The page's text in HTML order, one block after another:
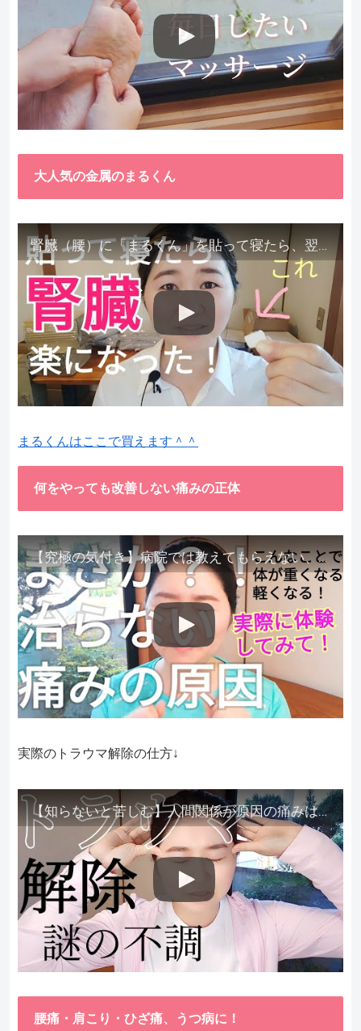
大人気の金属のまるくん
腎臓（腰）に「まるくん」を貼って寝たら、翌朝めちゃ楽でびっくりしました。腎臓叩いても痛くない！【お客様の声を試してみた】
まるくんはここで買えます＾＾
何をやっても改善しない痛みの正体
【究極の気付き】病院では教えてもらえない、その長年悩んできた痛み、症状、どうして治らないのか？痛みの正体、実際に今すぐ試して知ってほしい。
実際のトラウマ解除の仕方↓
【知らないと苦しむ】人間関係が原因の痛みはトラウマ解除が必須。病院に行っても原因不明で治らない不調はこれをしてからケアしてみてください。
腰痛・肩こり・ひざ痛、うつ病に！